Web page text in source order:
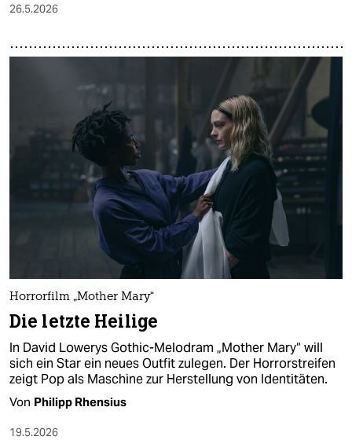
26.5.2026
Horrorfilm „Mother Mary“
Die letzte Heilige
In David Lowerys Gothic-Melodram „Mother Mary“ will
sich ein Star ein neues Outfit zulegen. Der Horrorstreifen
zeigt Pop als Maschine zur Herstellung von Identitäten.
Von Philipp Rhensius
19.5.2026